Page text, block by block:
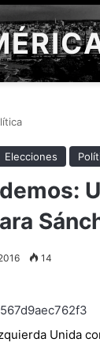
Elecciones
14
Unida